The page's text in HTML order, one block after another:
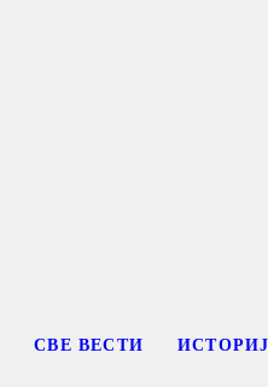
СВЕ ВЕСТИ